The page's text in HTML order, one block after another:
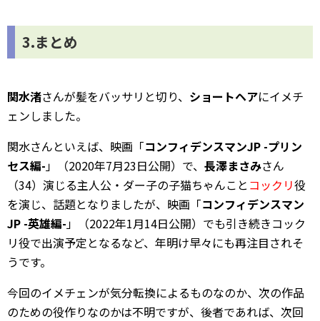
3.まとめ
関水渚さんが髪をバッサリと切り、 ショートヘアにイメチ
ェンしました。
関水さんといえば、映画「コンフィデンスマンJP -プリン
セス編-」（2020年7月23日公開）で、 長澤まさみさん
（34）演じる主人公・ダー子の子猫ちゃんこと コックリ役
を演じ、話題となりましたが、映画「コンフィデンスマン
JP -英雄編-」（2022年1月14日公開）でも引き続きコック
リ役で出演予定となるなど、年明け早々にも再注目されそ
うです。
今回のイメチェンが気分転換によるものなのか、次の作品
のための役作りなのかは不明ですが、後者であれば、次回